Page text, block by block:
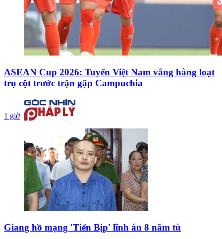
ASEAN Cup 2026: Tuyển Việt Nam vắng hàng loạt
trụ cột trước trận gặp Campuchia
1 giờ
Giang hồ mạng 'Tiến Bịp' lĩnh án 8 năm tù